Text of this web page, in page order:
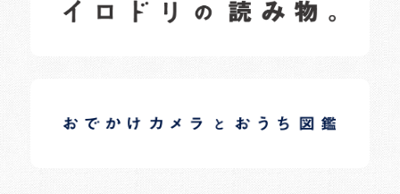
日常の様子など随時更新中です。
日常の様子など随時更新中です。